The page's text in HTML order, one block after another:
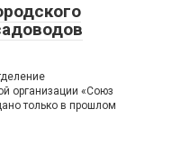
организации «Союз
только в прошлом